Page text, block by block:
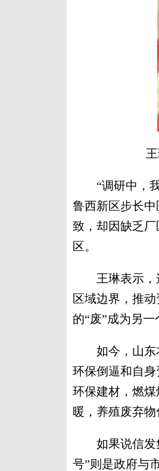
“调研中，我
鲁西新区步长
致，却因缺乏
区。
王琳表示，这
区域边界，推
的“废”成为另一
如今，山东本
环保倒逼和自
环保建材，燃
暖，养殖废弃物
如果说信发集
号”则是政府与